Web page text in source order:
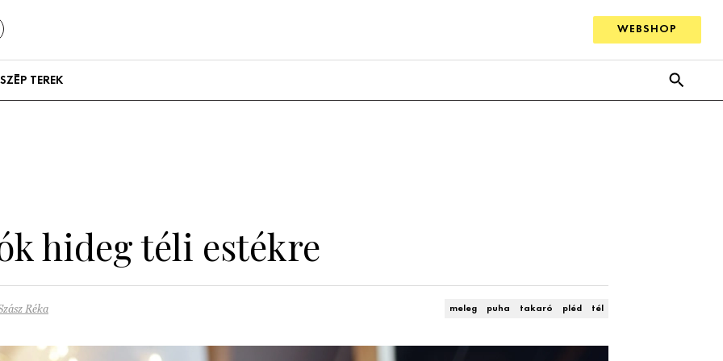
WEBSHOP
SZÉP TEREK
hideg téli estékre
Réka meleg puha takaró pléd tél